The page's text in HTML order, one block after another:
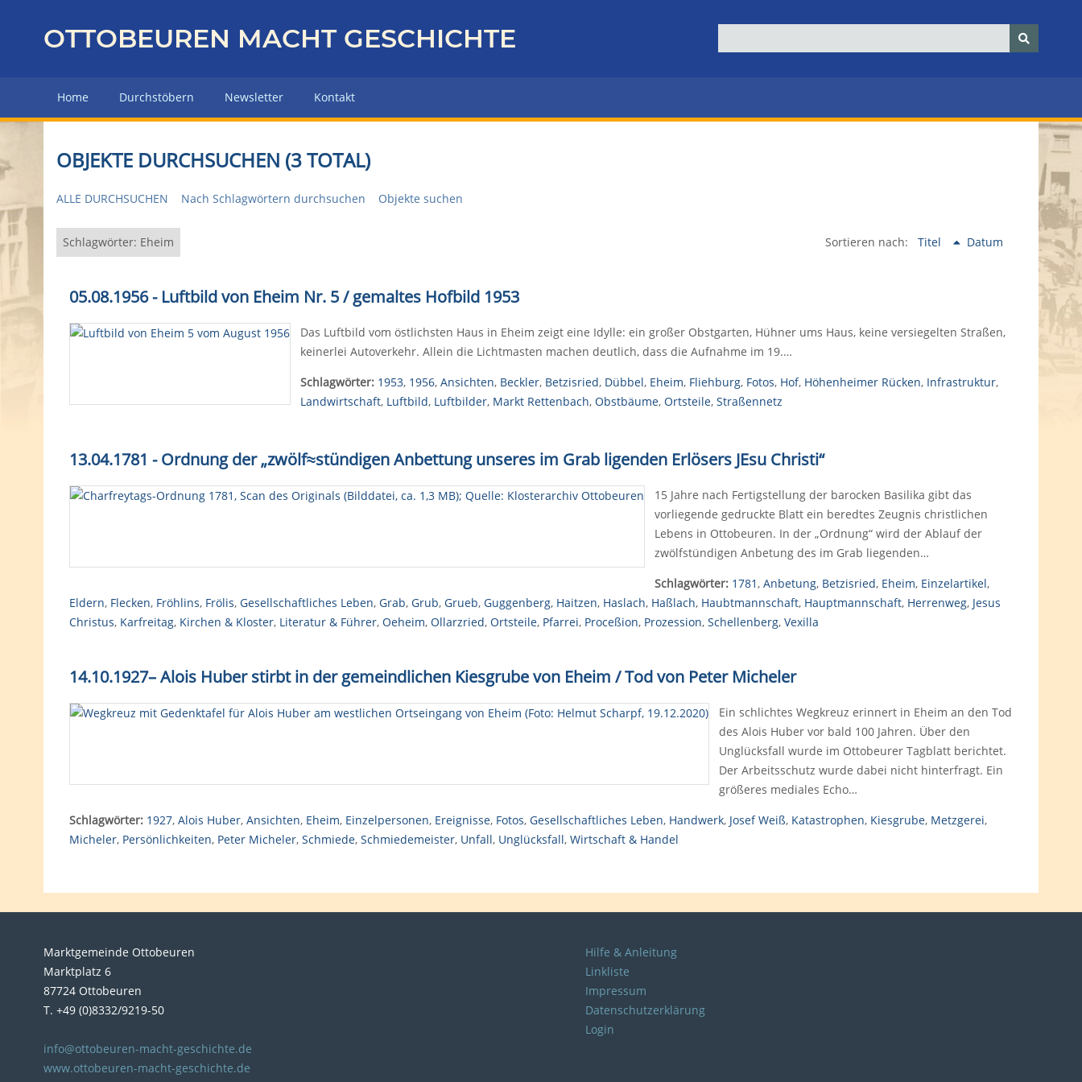
z
r
H
u
p
e
OTTOBEUREN MACHT GESCHICHTE
Home Durchstöbern Newsletter Kontakt
OBJEKTE DURCHSUCHEN (3 TOTAL)
ALLE DURCHSUCHEN Nach Schlagwörtern durchsuchen Objekte suchen
Schlagwörter: Eheim Sortieren nach: Titel Datum
05.08.1956 - Luftbild von Eheim Nr. 5 / gemaltes Hofbild 1953
Das Luftbild vom östlichsten Haus in Eheim zeigt eine Idylle: ein großer Obstgarten, Hühner ums Haus, keine versiegelten Straßen,
keinerlei Autoverkehr. Allein die Lichtmasten machen deutlich, dass die Aufnahme im 19.…
Schlagwörter: 1953, 1956, Ansichten, Beckler, Betzisried, Dübbel, Eheim, Fliehburg, Fotos, Hof, Höhenheimer Rücken, Infrastruktur,
Landwirtschaft, Luftbild, Luftbilder, Markt Rettenbach, Obstbäume, Ortsteile, Straßennetz
13.04.1781 - Ordnung der „zwölf≈stündigen Anbettung unseres im Grab ligenden Erlösers JEsu Christi“
15 Jahre nach Fertigstellung der barocken Basilika gibt das
vorliegende gedruckte Blatt ein beredtes Zeugnis christlichen
Lebens in Ottobeuren. In der „Ordnung“ wird der Ablauf der
zwölfstündigen Anbetung des im Grab liegenden…
Schlagwörter: 1781, Anbetung, Betzisried, Eheim, Einzelartikel,
Eldern, Flecken, Fröhlins, Frölis, Gesellschaftliches Leben, Grab, Grub, Grueb, Guggenberg, Haitzen, Haslach, Haßlach, Haubtmannschaft, Hauptmannschaft, Herrenweg, Jesus
Christus, Karfreitag, Kirchen & Kloster, Literatur & Führer, Oeheim, Ollarzried, Ortsteile, Pfarrei, Proceßion, Prozession, Schellenberg, Vexilla
14.10.1927–Alois Huber stirbt in der gemeindlichen Kiesgrube von Eheim / Tod von Peter Micheler
Ein schlichtes Wegkreuz erinnert in Eheim an den Tod
des Alois Huber vor bald 100 Jahren. Über den
Unglücksfall wurde im Ottobeurer Tagblatt berichtet.
Der Arbeitsschutz wurde dabei nicht hinterfragt. Ein
größeres mediales Echo…
Schlagwörter: 1927, Alois Huber, Ansichten, Eheim, Einzelpersonen, Ereignisse, Fotos, Gesellschaftliches Leben, Handwerk, Josef Weiß, Katastrophen, Kiesgrube, Metzgerei,
Micheler, Persönlichkeiten, Peter Micheler, Schmiede, Schmiedemeister, Unfall, Unglücksfall, Wirtschaft & Handel
Marktgemeinde Ottobeuren
Marktplatz 6
87724 Ottobeuren
T. +49 (0)8332/9219-50
info@ottobeuren-macht-geschichte.de
www.ottobeuren-macht-geschichte.de
Hilfe & Anleitung
Linkliste
Impressum
Datenschutzerklärung
Login